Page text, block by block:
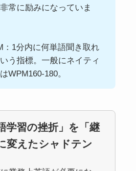
常に励みになっていま
1分内に何単語聞き取れ
う指標。一般にネイティ
WPM160-180。
学習の挫折」を「継
変えたシャドテン